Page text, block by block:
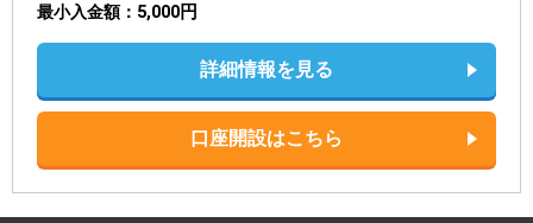
最小入金額 5,000円
詳細情報を見る
口座開設はこちら